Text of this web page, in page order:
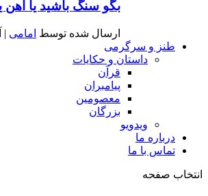
بگو سنگ باشید یا آهن
ارسال شده توسط امامی |
طنز و سرگرمی
داستان و حکایات
قرآن
پیامبران
معصومین
بزرگان
ویدویو
درباره ما
تماس با ما
انتخاب صفحه